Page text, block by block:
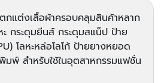
แต่งเสื้อผ้าครอบคลุมสินค้าหลาก
ะ กระดุมยีนส์ กระดุมสแน็ป ป้าย
โลหะหล่อโลโก้ ป้ายยางหยอด
มพ์ สำหรับใช้ในอุตสาหกรรมแฟชั่น